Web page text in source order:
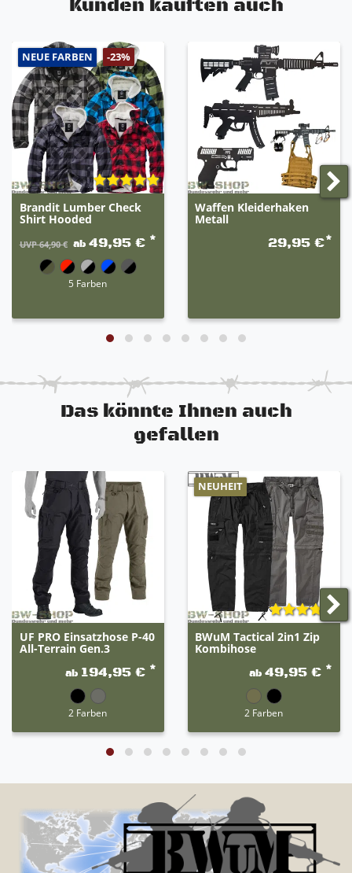
Kunden kauften auch
NEUE FARBEN -23%
Brandit Lumber Check
Shirt Hooded
UVP 64,90 € ab49,95 € *
5 Farben
Waffen Kleiderhaken
Metall
29,95 €*
Das könnte Ihnen auch
gefallen
UF PRO Einsatzhose P-40
All-Terrain Gen.3
ab 194,95 € *
2 Farben
NEUHEIT
BWuM Tactical 2in1 Zip
Kombihose
ab 49,95 € *
2 Farben